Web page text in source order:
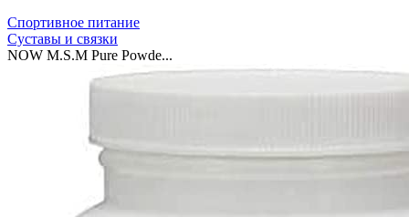
Спортивное питание
Суставы и связки
NOW M.S.M Pure Powde...